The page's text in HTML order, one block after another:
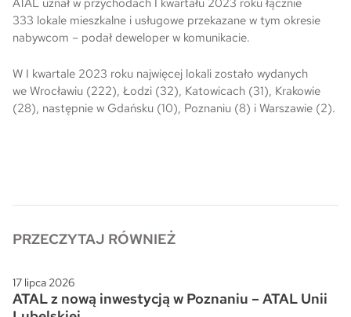
ATAL uznał w przychodach I kwartału 2023 roku łącznie
333 lokale mieszkalne i usługowe przekazane w tym okresie
nabywcom – podał deweloper w komunikacie.
W I kwartale 2023 roku najwięcej lokali zostało wydanych
we Wrocławiu (222), Łodzi (32), Katowicach (31), Krakowie
(28), następnie w Gdańsku (10), Poznaniu (8) i Warszawie (2).
PRZECZYTAJ RÓWNIEŻ
17 lipca 2026
ATAL z nową inwestycją w Poznaniu – ATAL Unii
ATAL Ruczaj w Krakowie
Skwer Witosa w Piastowie